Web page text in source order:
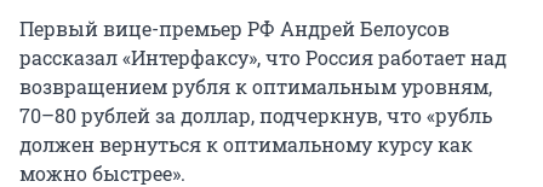
Первый вице-премьер РФ Андрей Белоусов
рассказал «Интерфаксу», что Россия работает над
возвращением рубля к оптимальным уровням,
70–80 рублей за доллар, подчеркнув, что «рубль
должен вернуться к оптимальному курсу как
можно быстрее».